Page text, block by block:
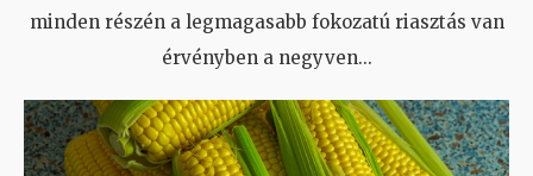
minden részén a legmagasabb fokozatú riasztás van
érvényben a negyven...